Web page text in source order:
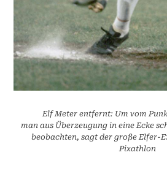
Elf Meter entfernt: Um vom
man aus Überzeugung in eine Ecke
beobachten, sagt der große Elfer-
Pixathlon